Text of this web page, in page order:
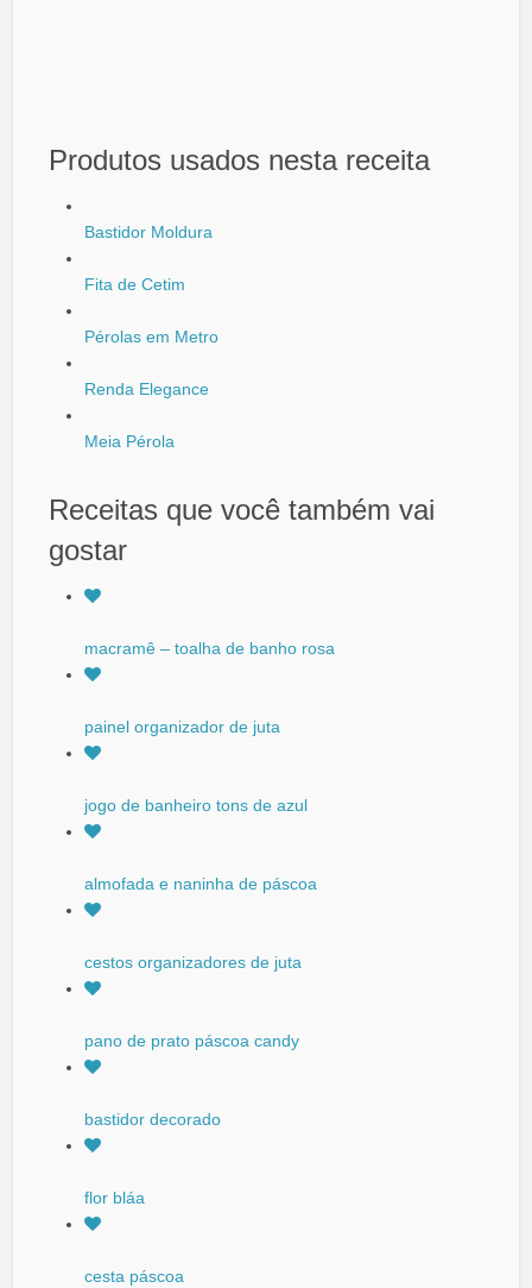
Produtos usados nesta receita
Bastidor Moldura
Fita de Cetim
Pérolas em Metro
Renda Elegance
Meia Pérola
Receitas que você também vai
gostar
macramê – toalha de banho rosa
painel organizador de juta
jogo de banheiro tons de azul
almofada e naninha de páscoa
cestos organizadores de juta
pano de prato páscoa candy
bastidor decorado
flor bláa
cesta páscoa